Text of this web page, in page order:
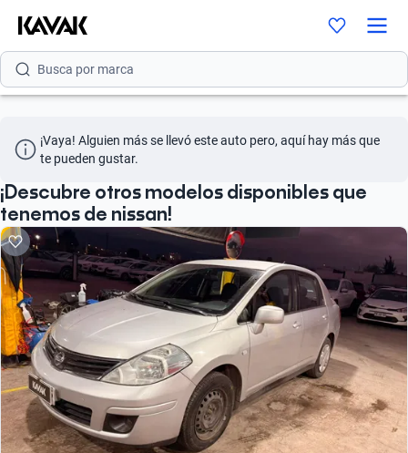
Busca por año
Busca por marca
Busca por versión
Busca por año
¡Vaya! Alguien más se llevó este auto pero, aquí hay más que
te pueden gustar.
¡Descubre otros modelos disponibles que
tenemos de nissan!